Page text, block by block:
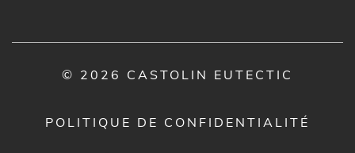
© 2026 CASTOLIN EUTECTIC
POLITIQUE DE CONFIDENTIALITÉ